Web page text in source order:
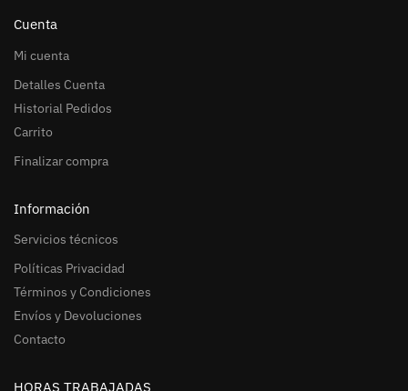
Cuenta
Mi cuenta
Detalles Cuenta
Historial Pedidos
Carrito
Finalizar compra
Información
Servicios técnicos
Políticas Privacidad
Términos y Condiciones
Envíos y Devoluciones
Contacto
HORAS TRABAJADAS